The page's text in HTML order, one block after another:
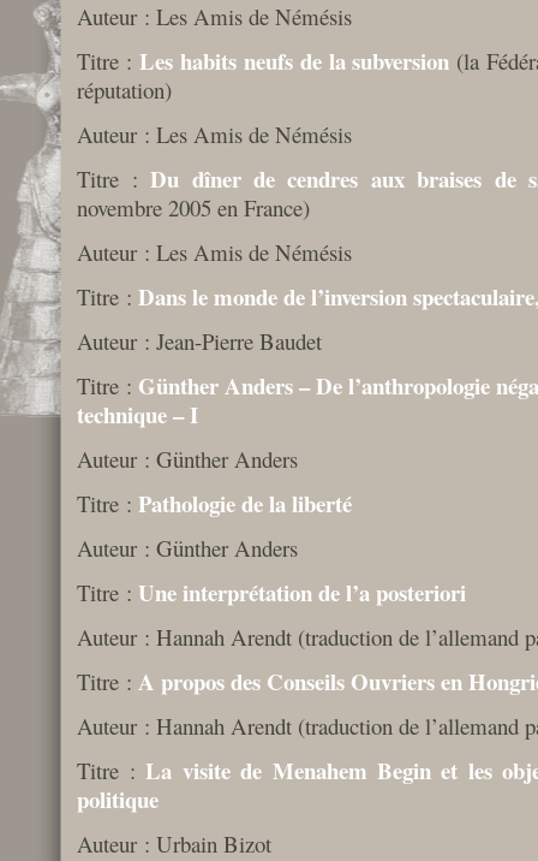
Auteur : Les Amis de Némésis
Titre :Les habits neufs de la subversion (la
réputation)
Auteur : Les Amis de Némésis
Titre : Du dîner de cendres aux braises de
novembre 2005 en France)
Auteur : Les Amis de Némésis
Titre : Dans le monde de l’inversion
Auteur : Jean-Pierre Baudet
Titre : Günther Anders – De l’anthropologie
technique – I
Auteur : Günther Anders
Titre : Pathologie de la liberté
Auteur : Günther Anders
Titre : Une interprétation de l’a posteriori
Auteur : Hannah Arendt (traduction de l’allemand
Titre : A propos des Conseils Ouvriers en
Auteur : Hannah Arendt (traduction de l’allemand
Titre :La visite de Menahem Begin et les
politique
Auteur : Urbain Bizot